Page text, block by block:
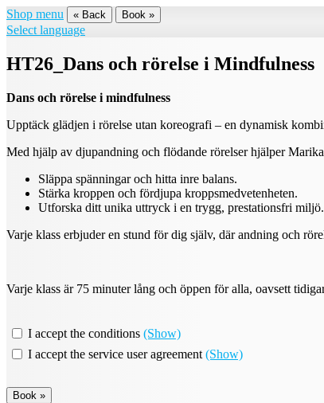
Shop menu « Back Book »
Select language
HT26_Dans och rörelse i Mindfulness
Dans och rörelse i mindfulness
Upptäck glädjen i rörelse utan koreografi – en dynamisk
Med hjälp av djupandning och flödande rörelser hjälper
Släppa spänningar och hitta inre balans.
Stärka kroppen och fördjupa kroppsmedvetenheten.
Utforska ditt unika uttryck i en trygg, prestationsfri miljö.
Varje klass erbjuder en stund för dig själv, där andning och
Varje klass är 75 minuter lång och öppen för alla, oavsett
I accept the conditions (Show)
I accept the service user agreement (Show)